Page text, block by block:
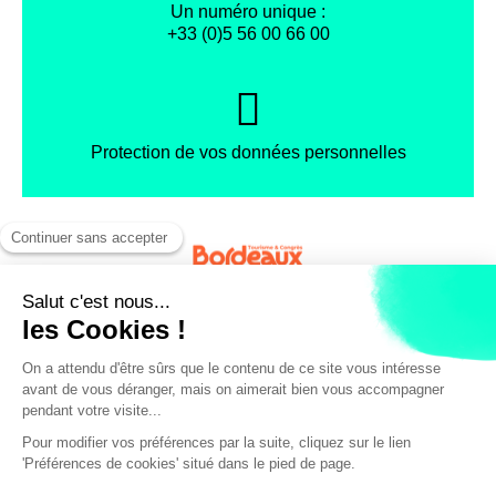
Tarif réduit avec le CityPass
Un numéro unique :
+33 (0)5 56 00 66 00
Protection de vos données personnelles
Mentions légales
Conditions générales de vente
Politique de confidentialité
© Office de Tourisme et des Congrès de Bordeaux Métropole